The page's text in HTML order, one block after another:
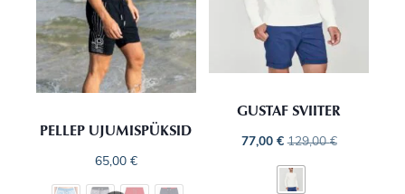
PELLEP UJUMISPÜKSID
65,00 €
GUSTAF SVIITER
77,00 € 129,00€